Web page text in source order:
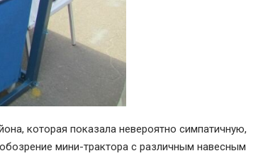
которая показала невероятно симпатичную,
мини-трактора с различным навесным